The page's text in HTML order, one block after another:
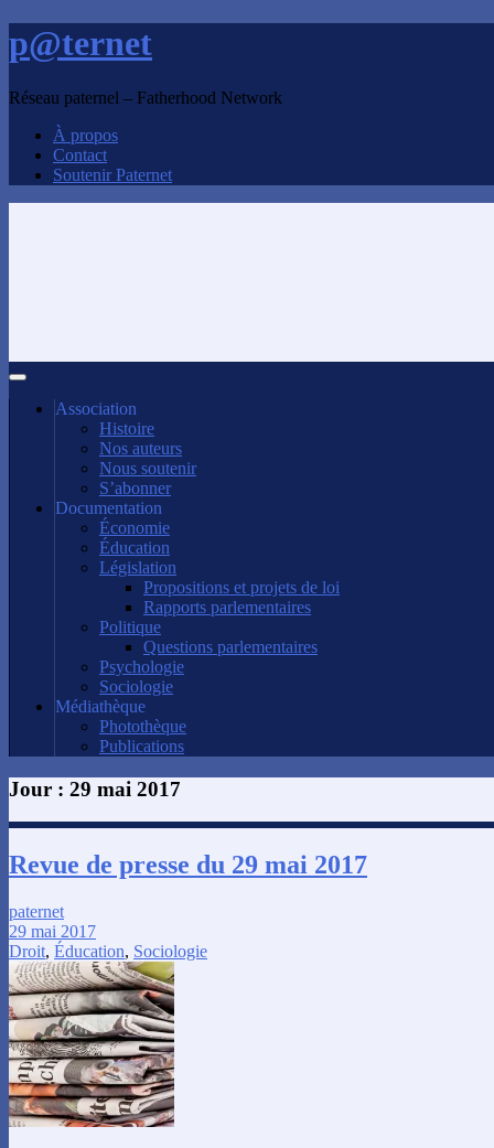
p@ternet
Réseau paternel – Fatherhood Network
À propos
Contact
Soutenir Paternet
Association
Histoire
Nos auteurs
Nous soutenir
S’abonner
Documentation
Économie
Éducation
Législation
Propositions et projets de loi
Rapports parlementaires
Politique
Questions parlementaires
Psychologie
Sociologie
Médiathèque
Photothèque
Publications
Jour : 29 mai 2017
Revue de presse du 29 mai 2017
paternet
29 mai 2017
Droit, Éducation, Sociologie